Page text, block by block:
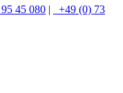
45 080 |
+49 (0) 73